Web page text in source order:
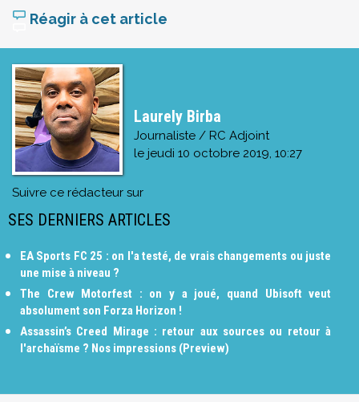
Réagir à cet article
Laurely Birba
Journaliste / RC Adjoint
le jeudi 10 octobre 2019, 10:27
Suivre ce rédacteur sur
SES DERNIERS ARTICLES
EA Sports FC 25 : on l'a testé, de vrais changements ou juste
une mise à niveau ?
The Crew Motorfest : on y a joué, quand Ubisoft veut
absolument son Forza Horizon !
Assassin’s Creed Mirage : retour aux sources ou retour à
l'archaïsme ? Nos impressions (Preview)